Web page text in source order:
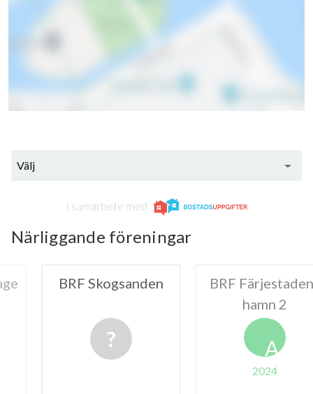
Välj
I samarbete med
Närliggande föreningar
BRF Färjestadens
BRF